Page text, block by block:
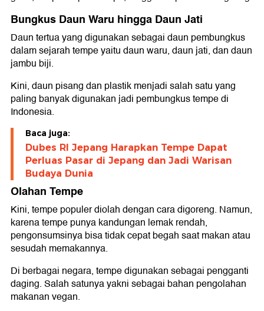
Bungkus Daun Waru hingga Daun Jati
Daun tertua yang digunakan sebagai daun pembungkus
dalam sejarah tempe yaitu daun waru, daun jati, dan daun
jambu biji.
Kini, daun pisang dan plastik menjadi salah satu yang
paling banyak digunakan jadi pembungkus tempe di
Indonesia.
Baca juga:
Dubes RI Jepang Harapkan Tempe Dapat
Perluas Pasar di Jepang dan Jadi Warisan
Budaya Dunia
Olahan Tempe
Kini, tempe populer diolah dengan cara digoreng. Namun,
karena tempe punya kandungan lemak rendah,
pengonsumsinya bisa tidak cepat begah saat makan atau
sesudah memakannya.
Di berbagai negara, tempe digunakan sebagai pengganti
daging. Salah satunya yakni sebagai bahan pengolahan
makanan vegan.